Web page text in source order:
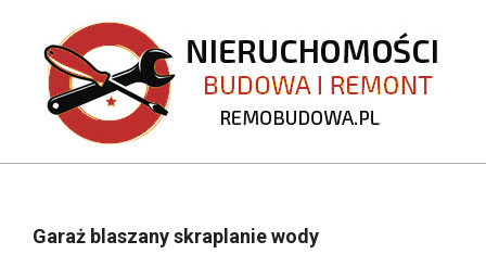
content
REMOBUDOWA.PL
NavigationGaraż blaszany skraplanie wody